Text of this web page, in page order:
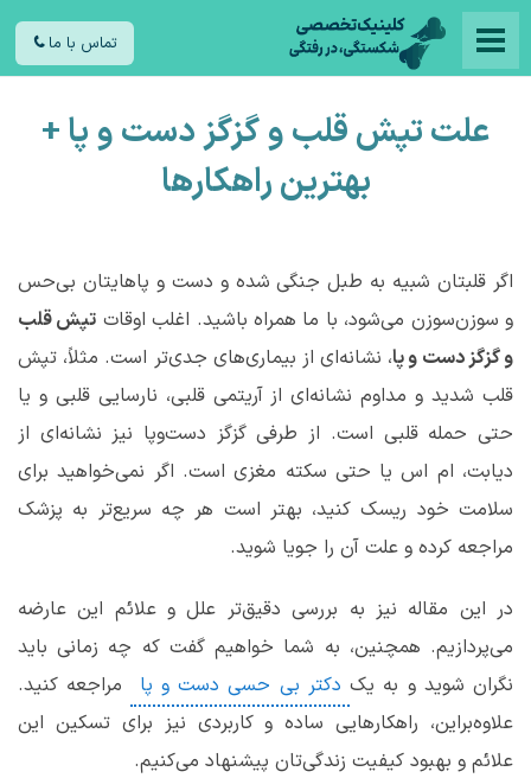
تماس با ما
علت تپش قلب و گزگز دست و پا +
بهترین راهکارها
اگر قلبتان شبیه به طبل جنگی شده و دست ‌‌و پاهایتان بی‌حس
و سوزن‌سوزن می‌شود، با ما همراه باشید. اغلب اوقات تپش قلب
و گزگز دست و پا، نشانه‌ای از بیماری‌های جدی‌تر است. مثلاً، تپش
قلب شدید و مداوم نشانه‌ای از آریتمی قلبی، نارسایی قلبی و یا
حتی حمله قلبی است. از طرفی گزگز دست‌وپا نیز نشانه‌ای از
دیابت، ام اس یا حتی سکته مغزی است. اگر نمی‌خواهید برای
سلامت خود ریسک کنید، بهتر است هر چه سریع‌تر به پزشک
مراجعه کرده و علت آن را جویا شوید.
در این مقاله نیز به بررسی دقیق‌تر علل و علائم این عارضه
می‌پردازیم. همچنین، به شما خواهیم گفت که چه زمانی باید
نگران شوید و به یکدکتر بی حسی دست و پا
مراجعه کنید.
علاوه‌براین، راهکارهایی ساده و کاربردی نیز برای تسکین این
علائم و بهبود کیفیت زندگی‌تان پیشنهاد می‌کنیم.